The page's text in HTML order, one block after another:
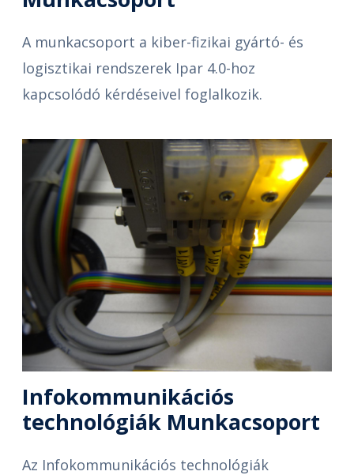
A munkacsoport a kiber-fizikai gyártó- és
logisztikai rendszerek Ipar 4.0-hoz
kapcsolódó kérdéseivel foglalkozik.
Infokommunikációs
technológiák Munkacsoport
Az Infokommunikációs technológiák